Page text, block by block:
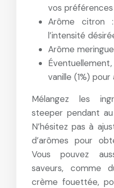
vos préférences
Arôme citron
l’intensité
Arôme
vanille (1%)
Mélangez les
steeper pendant
N’hésitez pas à
d’arômes pour
Vous pouvez
saveurs, comme
crème fouettée,